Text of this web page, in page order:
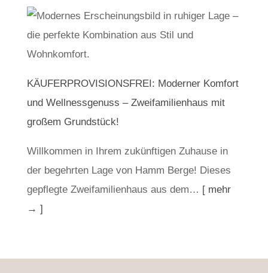
KÄUFERPROVISIONSFREI: Moderner Komfort
und Wellnessgenuss – Zweifamilienhaus mit
großem Grundstück!
Willkommen in Ihrem zukünftigen Zuhause in
der begehrten Lage von Hamm Berge! Dieses
gepflegte Zweifamilienhaus aus dem… [ mehr
→ ]